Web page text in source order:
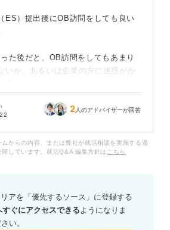
ES）提出後にOB訪問をしても良い
た後だと、OB訪問をしてもあまり
いか、あるいは企業の方に迷惑がか
不安です。
あれば、選考が進む前に企業理解を
2 人のアドバイザーが回答
からの内容、または弊社が就活相談を実施する過
しています。就活Q&A 編集方針は こちら
アを「優先するソース」に登録する
ぐにアクセスできるようになりま
い。